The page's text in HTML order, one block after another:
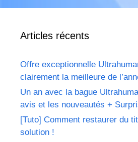
Articles récents
Offre exceptionnelle
clairement la meilleure de
Un an avec la bague
avis et les nouveautés +
[Tuto] Comment restaurer du
solution !